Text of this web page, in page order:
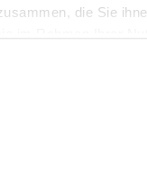
die Sie
Behält die
folgen. Die Absicht